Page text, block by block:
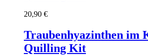
20,90 €
Traubenhyazinthen im
Quilling Kit